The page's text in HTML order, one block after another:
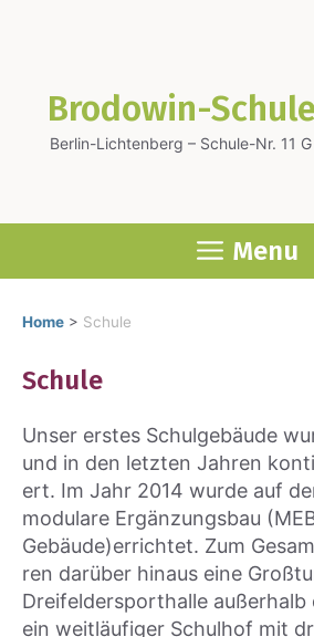
Brodowin-Schule
Berlin-Lichtenberg – Schule-Nr. 11 G
Menu
Home > Schule
Schu­le
Unser ers­tes Schul­ge­bäu­de
und in den letz­ten Jah­ren
ert. Im Jahr 2014 wur­de auf
modu­la­re Ergän­zungs­bau
Gebäude)errichtet. Zum
ren dar­über hin­aus eine
Drei­fel­d­er­sport­hal­le außer­halb
ein weit­läu­fi­ger Schul­hof mit